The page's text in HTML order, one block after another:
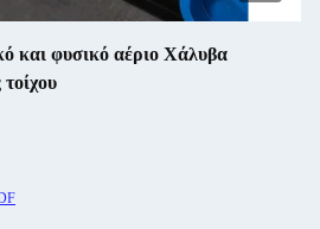
και φυσικό αέριο Χάλυβα